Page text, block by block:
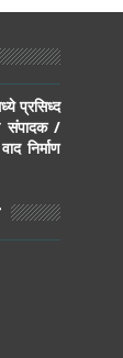
प्रसिध्द
संपादक /
निर्माण